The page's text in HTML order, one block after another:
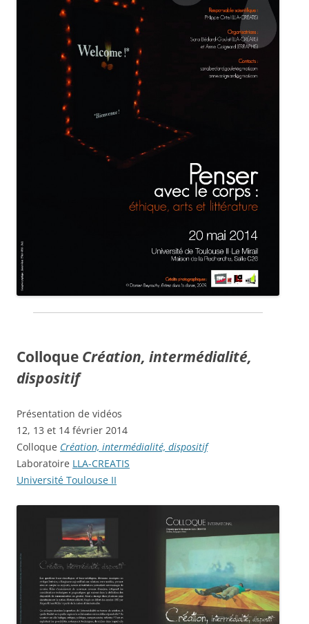
Colloque Création, intermédialité,
dispositif
Présentation de vidéos
12, 13 et 14 février 2014
Colloque Création, intermédialité, dispositif
Laboratoire LLA-CREATIS
Université Toulouse II